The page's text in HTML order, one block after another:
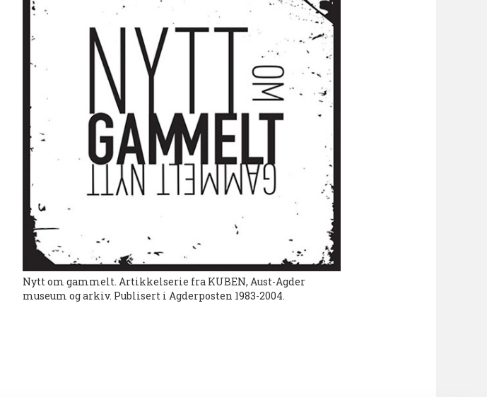
Nytt om gammelt. Artikkelserie fra KUBEN, Aust-Agder
museum og arkiv. Publisert i Agderposten 1983-2004.